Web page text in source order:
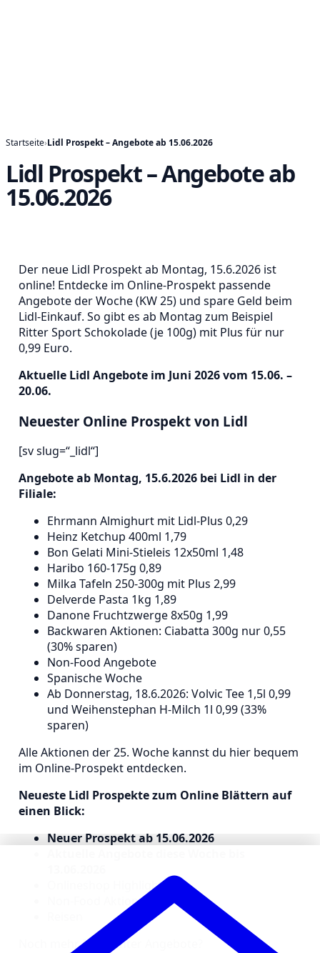
Startseite›Lidl Prospekt – Angebote ab 15.06.2026
Lidl Prospekt – Angebote ab
15.06.2026
Der neue Lidl Prospekt ab Montag, 15.6.2026 ist
online! Entdecke im Online-Prospekt passende
Angebote der Woche (KW 25) und spare Geld beim
Lidl-Einkauf. So gibt es ab Montag zum Beispiel
Ritter Sport Schokolade (je 100g) mit Plus für nur
0,99 Euro.
Aktuelle Lidl Angebote im Juni 2026 vom 15.06. –
20.06.
Neuester Online Prospekt von Lidl
[sv slug=“_lidl“]
Angebote ab Montag, 15.6.2026 bei Lidl in der
Filiale:
Ehrmann Almighurt mit Lidl-Plus 0,29
Heinz Ketchup 400ml 1,79
Bon Gelati Mini-Stieleis 12x50ml 1,48
Haribo 160-175g 0,89
Milka Tafeln 250-300g mit Plus 2,99
Delverde Pasta 1kg 1,89
Danone Fruchtzwerge 8x50g 1,99
Backwaren Aktionen: Ciabatta 300g nur 0,55
(30% sparen)
Non-Food Angebote
Spanische Woche
Ab Donnerstag, 18.6.2026: Volvic Tee 1,5l 0,99
und Weihenstephan H-Milch 1l 0,99 (33%
sparen)
Alle Aktionen der 25. Woche kannst du hier bequem
im Online-Prospekt entdecken.
Neueste Lidl Prospekte zum Online Blättern auf
einen Blick:
Neuer Prospekt ab 15.06.2026
Onlineshop Highlights
Non-Food Aktionsprospekt
Noch mehr Discounter Angebote?